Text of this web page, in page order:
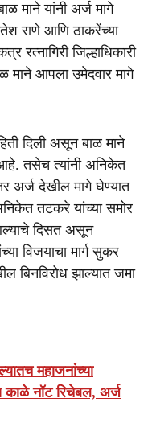
माने यांनी अर्ज मागे
राणे आणि ठाकरेंच्या
रत्नागिरी जिल्हाधिकारी
माने आपला उमेदवार मागे
दिली असून बाळ माने
तसेच त्यांनी अनिकेत
अर्ज देखील मागे घेण्यात
तटकरे यांच्या समोर
दिसत असून
विजयाचा मार्ग सुकर
बिनविरोध झाल्यात जमा
महाजनांच्या
काळे नॉट रिचेबल, अर्ज